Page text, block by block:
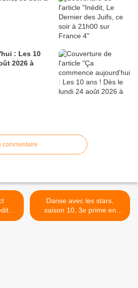
: Les 10
2026 à
commentaire
à
Danse avec les stars,
saison 10, 3e prime en
direct, ce soir à 21h05 sur